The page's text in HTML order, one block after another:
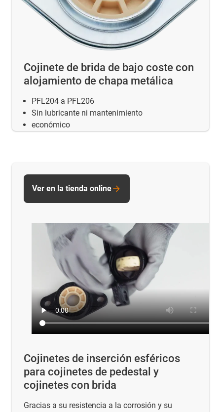
Cojinete de brida de bajo coste con
alojamiento de chapa metálica
PFL204 a PFL206
Sin lubricante ni mantenimiento
económico
Cojinetes de inserción esféricos
para cojinetes de pedestal y
cojinetes con brida
Gracias a su resistencia a la corrosión y su
Ver en la tienda online